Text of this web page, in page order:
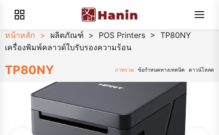
หน้าหลัก > ผลิตภัณฑ์ > POS Printers > TP80NY
เครื่องพิมพ์คลาวด์ใบรับรองความร้อน
TP80NY ภาพรวม ข้อกำหนดทางเทคนิค ดาวน์โหลด